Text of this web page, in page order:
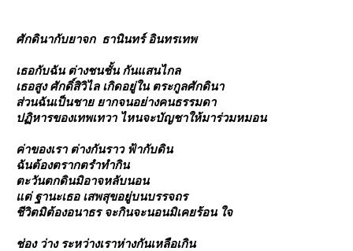
ศักดินากับยาจก ธานินทร์ อินทรเทพ
เธอกับฉัน ต่างชนชั้น กันแสนไกล
เธอสูง ศักดิ์สิวิไล เกิดอยู่ใน ตระกูลศักดินา
ส่วนฉันเป็นชาย ยากจนอย่างคนธรรมดา
ปฏิหารของเทพเทวา ไหนจะบัญชาให้มาร่วมหมอน
ค่าของเรา ต่างกันราว ฟ้ากับดิน
ฉันต้องตรากตรำทำกิน
ตะวันตกดินมิอาจหลับนอน
ต่ ฐานะเธอ เสพสุขอยู่บนบรรจถร
ชีวิตมิต้องอนาธร จะกินจะนอนมิเคยร้อน ใจ
ช่อง ว่าง ระหว่างเราห่างกันเหลือเกิน